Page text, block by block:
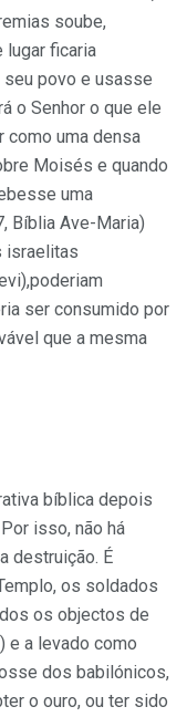
soube,
ficaria
povo e usasse
o Senhor o que ele
como uma densa
Moisés e quando
uma
Bíblia Ave-Maria)
israelitas
ser consumido por
que a mesma
bíblica depois
isso, não há
destruição. É
os soldados
os objectos de
e a levado como
dos babilónicos,
o ouro, ou ter sido